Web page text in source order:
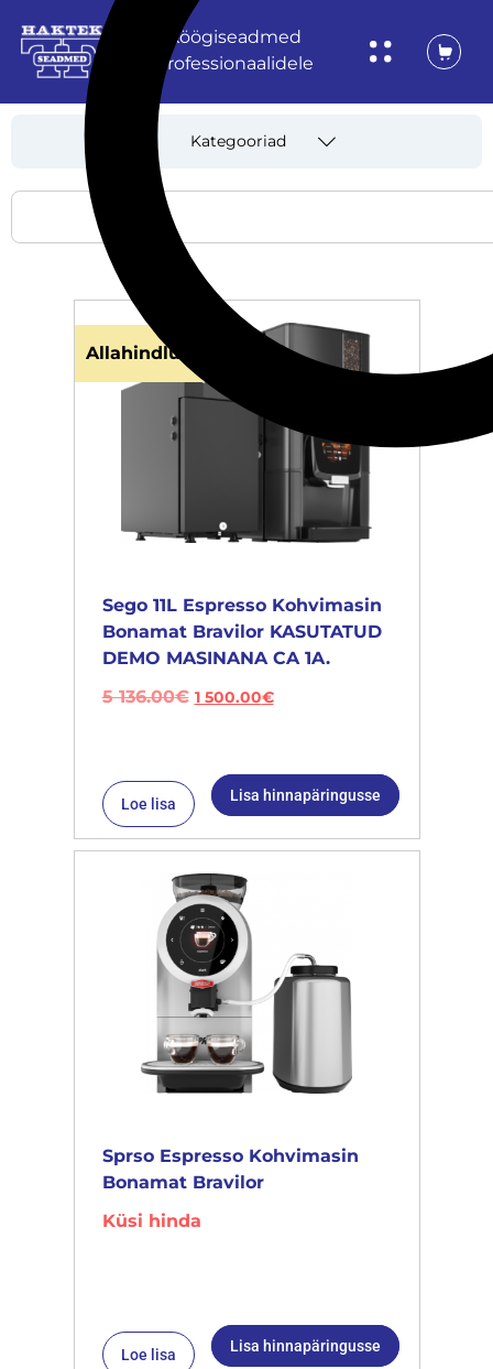
Köögiseadmed
professionaalidele
Kategooriad
Allahindlus!
Sego 11L Espresso Kohvimasin
Bonamat Bravilor KASUTATUD
DEMO MASINANA CA 1A.
5 136.00€ 1 500.00€
Loe lisa Lisa hinnapäringusse
Sprso Espresso Kohvimasin
Bonamat Bravilor
Küsi hinda
Loe lisa Lisa hinnapäringusse